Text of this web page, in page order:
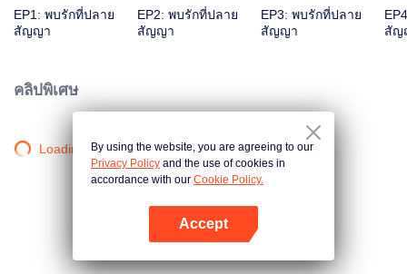
จิ้นสือชวน ทำให้เขาเดินออกจากเงา "จุยเฟิง" ของแฟนเก่าได้ ทั้งสองที่เป็นนักข่าว
และเจ้าหน้าที่ดับเพลิงมักจะได้พบกันในยามอันตราย ท่ามกลางการช่วยเหลือใน
เหตุการณ์ฉุกเฉินครั้งแล้วครั่งเล่า ทั้งสองคนที่ผ่านการทดสอบความเป็นตายของ
ไหม้ ครั้งนี้ เปลี่ยนมาเป็นสวีหลายที่พา "ผิงอาน" ตามหาจิ้นสือชวนจากทุกซอกทุก
มุมจนเจอ สุดท่ายทั้งคู่ก็ได้ครองรักกันอย่างสมหวัง
EP1: พบรักที่ปลาย
สัญญา
EP2: พบรักที่ปลาย
สัญญา
EP3: พบรักที่ปลาย
สัญญา
สัญ
คลิปพิเศษ
Loading…By using the website, you are agreeing to our
Privacy Policy and the use of cookies in
accordance with our Cookie Policy.
Accept